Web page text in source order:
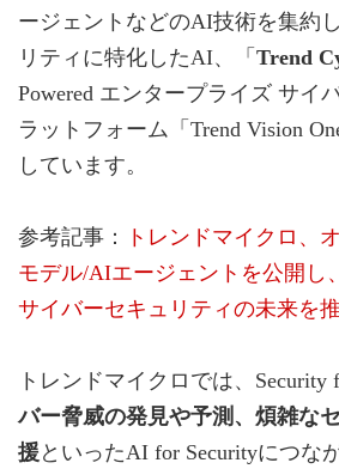
ージェントなどのAI技術を集約
リティに特化したAI、「 Trend
Powered エンタープライズ サイ
ラットフォーム「Trend Vision
しています。
参考記事：
トレンドマイクロ、
モデル/AIエージェントを公開し
サイバーセキュリティの未来を
トレンドマイクロでは、Security
バー脅威の発見や予測、煩雑な
援といったAI for Securityにつな